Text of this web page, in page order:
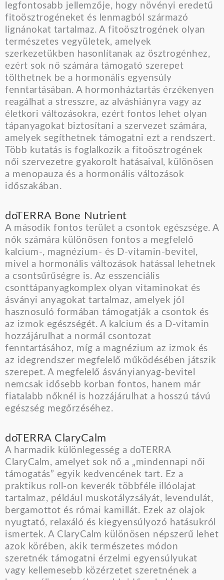
legfontosabb jellemzője, hogy növényi eredetű
fitoösztrogéneket és lenmagból származó
lignánokat tartalmaz. A fitoösztrogének olyan
természetes vegyületek, amelyek
szerkezetükben hasonlítanak az ösztrogénhez,
ezért sok nő számára támogató szerepet
tölthetnek be a hormonális egyensúly
fenntartásában. A hormonháztartás érzékenyen
reagálhat a stresszre, az alváshiányra vagy az
életkori változásokra, ezért fontos lehet olyan
tápanyagokat biztosítani a szervezet számára,
amelyek segíthetnek támogatni ezt a rendszert.
Több kutatás is foglalkozik a fitoösztrogének
női szervezetre gyakorolt hatásaival, különösen
a menopauza és a hormonális változások
időszakában.
doTERRA Bone Nutrient
A második fontos terület a csontok egészsége. A
nők számára különösen fontos a megfelelő
kalcium-, magnézium- és D-vitamin-bevitel,
mivel a hormonális változások hatással lehetnek
a csontsűrűségre is. Az esszenciális
csonttápanyagkomplex olyan vitaminokat és
ásványi anyagokat tartalmaz, amelyek jól
hasznosuló formában támogatják a csontok és
az izmok egészségét. A kalcium és a D-vitamin
hozzájárulhat a normál csontozat
fenntartásához, míg a magnézium az izmok és
az idegrendszer megfelelő működésében játszik
szerepet. A megfelelő ásványianyag-bevitel
nemcsak idősebb korban fontos, hanem már
fiatalabb nőknél is hozzájárulhat a hosszú távú
egészség megőrzéséhez.
doTERRA ClaryCalm
A harmadik különlegesség a doTERRA
ClaryCalm, amelyet sok nő a „mindennapi női
támogatás” egyik kedvencének tart. Ez a
praktikus roll-on keverék többféle illóolajat
tartalmaz, például muskotályzsályát, levendulát,
bergamottot és római kamillát. Ezek az olajok
nyugtató, relaxáló és kiegyensúlyozó hatásukról
ismertek. A ClaryCalm különösen népszerű lehet
azok körében, akik természetes módon
szeretnék támogatni érzelmi egyensúlyukat
vagy kellemesebb közérzetet szeretnének a